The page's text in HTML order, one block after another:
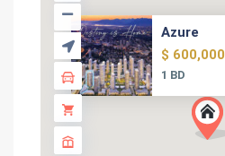
Azure
$ 600,000
1 BD